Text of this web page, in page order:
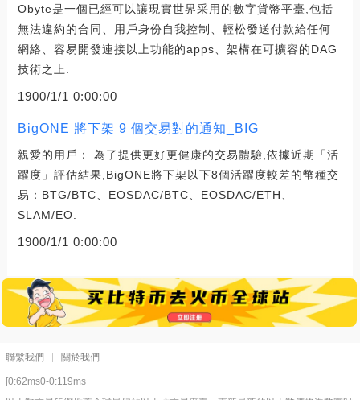
Obyte是一個已經可以讓現實世界采用的數字貨幣平臺,包括
無法違約的合同、用戶身份自我控制、輕松發送付款給任何
網絡、容易開發連接以上功能的apps、架構在可擴容的DAG
技術之上.
1900/1/1 0:00:00
BigONE 將下架 9 個交易對的通知_BIG
親愛的用戶： 為了提供更好更健康的交易體驗,依據近期「活
躍度」評估結果,BigONE將下架以下8個活躍度較差的幣種交
易：BTG/BTC、EOSDAC/BTC、EOSDAC/ETH、
SLAM/EO.
1900/1/1 0:00:00
聯繫我們 關於我們
[0:62ms0-0:119ms